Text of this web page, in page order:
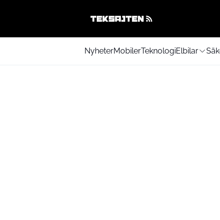
NyheterMobilerTeknologiElbilar